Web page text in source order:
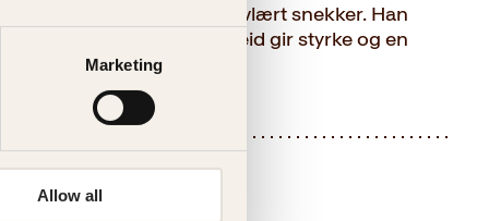
Marketing
Allow all
er utdannet murer og selvlært snekker. Han
håndverk og hardt arbeid gir styrke og en